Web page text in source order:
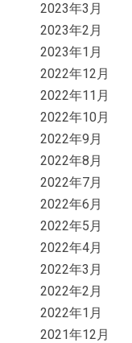
2023年3月
2023年2月
2023年1月
2022年12月
2022年11月
2022年10月
2022年9月
2022年8月
2022年7月
2022年6月
2022年5月
2022年4月
2022年3月
2022年2月
2022年1月
2021年12月